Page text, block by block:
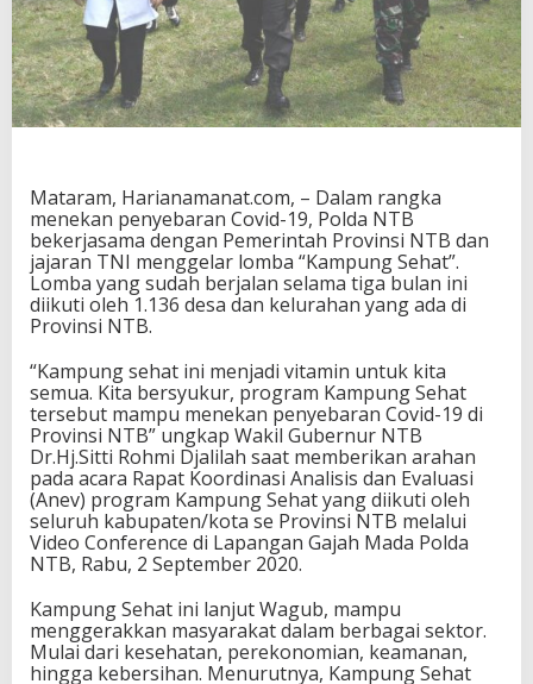
B
e
r
h
a
s
e
k
a
n
P
e
e
b
a
r
a
n
C
o
v
i
-
1
9
Mataram, Harianamanat.com, – Dalam rangka
menekan penyebaran Covid-19, Polda NTB
bekerjasama dengan Pemerintah Provinsi NTB dan
jajaran TNI menggelar lomba “Kampung Sehat”.
Lomba yang sudah berjalan selama tiga bulan ini
diikuti oleh 1.136 desa dan kelurahan yang ada di
Provinsi NTB.
“Kampung sehat ini menjadi vitamin untuk kita
semua. Kita bersyukur, program Kampung Sehat
tersebut mampu menekan penyebaran Covid-19 di
Provinsi NTB” ungkap Wakil Gubernur NTB
Dr.Hj.Sitti Rohmi Djalilah saat memberikan arahan
pada acara Rapat Koordinasi Analisis dan Evaluasi
(Anev) program Kampung Sehat yang diikuti oleh
seluruh kabupaten/kota se Provinsi NTB melalui
Video Conference di Lapangan Gajah Mada Polda
NTB, Rabu, 2 September 2020.
Kampung Sehat ini lanjut Wagub, mampu
menggerakkan masyarakat dalam berbagai sektor.
Mulai dari kesehatan, perekonomian, keamanan,
hingga kebersihan. Menurutnya, Kampung Sehat